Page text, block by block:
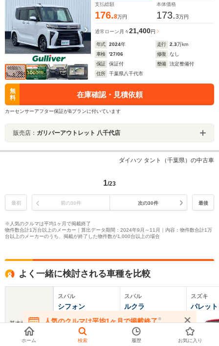
支払総額
176.8万円
本体価格
173.3万円
通常ローン 月々21,400円
年式 2024年 走行 2.3万km
車検
'27/06 修復
なし
保証
保証付 整備
法定整備付
住所
千葉県八千代市
無
料
在庫確認・見積依頼
カーセンサーアフター保証がBプランに付いています
販売店： ガリバーアウトレット 八千代店
ダイハツ タント（千葉県）の中古車
1/23
最初 前の30件 次の30件 最後
※人気のクルマは平均1ヶ月で掲載終了
物件数合計1万台以上のメーカー｜算出データ期間：2024年9月～11月｜内容：物件数合計1万
台以上のメーカーのうち、掲載が終了した物件数が1,000台以上の場合
よく一緒に検討される車種を比較
基本情報
スバル
シフォン
スバル
ルクラ
スズキ
パレット
人気のクルマは平均1ヶ月で掲載終了※
在庫が無くなる前にお問い合わせください
ホーム 検索 履歴 お気に入り